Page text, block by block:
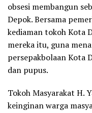
obsesi membangun
Depok. Bersama
kediaman tokoh Kota
mereka itu, guna
persepakbolaan Kota
dan pupus.
Tokoh Masyarakat H.
keinginan warga